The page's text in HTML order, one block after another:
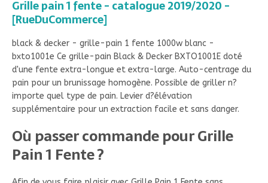
Grille pain 1 fente - catalogue 2019/2020 -
[RueDuCommerce]
black & decker - grille-pain 1 fente 1000w blanc -
bxto1001e Ce grille-pain Black & Decker BXTO1001E doté
d'une fente extra-longue et extra-large. Auto-centrage du
pain pour un brunissage homogène. Possible de griller n?
importe quel type de pain. Levier d?élévation
supplémentaire pour un extraction facile et sans danger.
Où passer commande pour Grille
Pain 1 Fente ?